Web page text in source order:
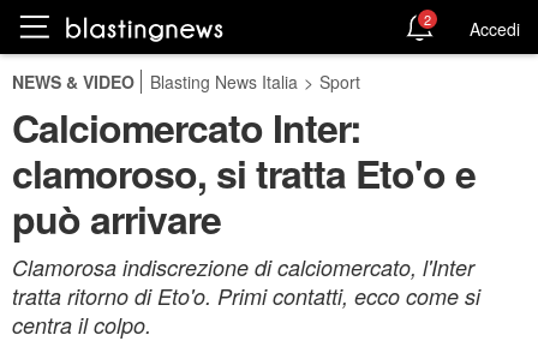
2 Accedi
NEWS & VIDEO Blasting News Italia > Sport
Calciomercato Inter:
clamoroso, si tratta Eto'o e
può arrivare
Clamorosa indiscrezione di calciomercato, l'Inter
tratta ritorno di Eto'o. Primi contatti, ecco come si
centra il colpo.